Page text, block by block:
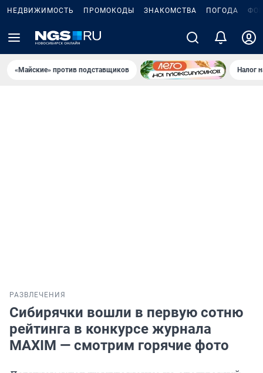
НЕДВИЖИМОСТЬ ПРОМОКОДЫ ЗНАКОМСТВА ПОГОДА
«Майские» против подставщиков Налог
РАЗВЛЕЧЕНИЯ
Сибирячки вошли в первую сотню
рейтинга в конкурсе журнала
MAXIM — смотрим горячие фото